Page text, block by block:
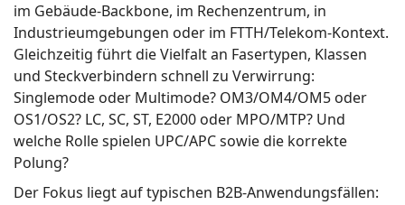
im Gebäude-Backbone, im Rechenzentrum, in
Industrieumgebungen oder im FTTH/Telekom-Kontext.
Gleichzeitig führt die Vielfalt an Fasertypen, Klassen
und Steckverbindern schnell zu Verwirrung:
Singlemode oder Multimode? OM3/OM4/OM5 oder
OS1/OS2? LC, SC, ST, E2000 oder MPO/MTP? Und
welche Rolle spielen UPC/APC sowie die korrekte
Polung?
Der Fokus liegt auf typischen B2B-Anwendungsfällen: